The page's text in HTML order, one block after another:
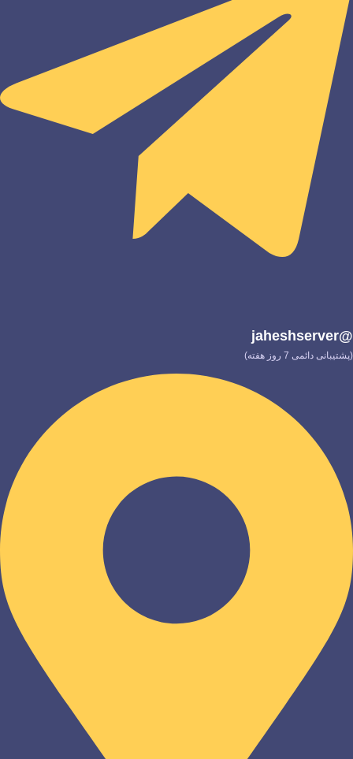
@jaheshserver
(پشتیبانی دائمی 7 روز هفته)